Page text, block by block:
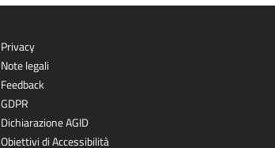
Privacy
Note legali
Feedback
GDPR
Dichiarazione AGID
Obiettivi di Accessibilità